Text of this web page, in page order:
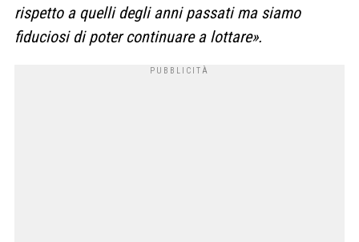
rispetto a quelli degli anni passati ma siamo
fiduciosi di poter continuare a lottare».